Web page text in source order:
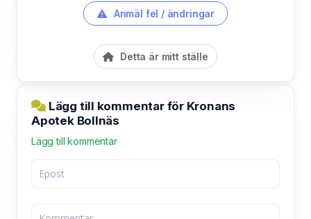
Anmäl fel / ändringar
Detta är mitt ställe
Lägg till kommentar för Kronans
Apotek Bollnäs
Lägg till kommentar